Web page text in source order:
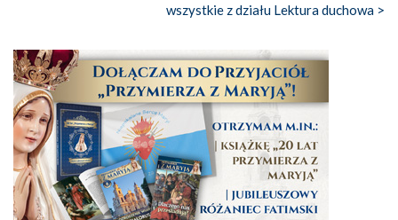
wszystkie z działu Lektura duchowa >